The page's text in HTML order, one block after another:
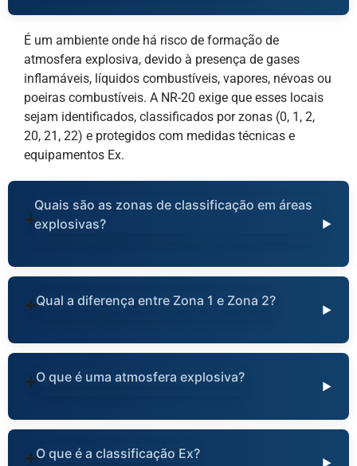
É um ambiente onde há risco de formação de
atmosfera explosiva, devido à presença de gases
inflamáveis, líquidos combustíveis, vapores, névoas ou
poeiras combustíveis. A NR-20 exige que esses locais
sejam identificados, classificados por zonas (0, 1, 2,
20, 21, 22) e protegidos com medidas técnicas e
equipamentos Ex.
Quais são as zonas de classificação em áreas
explosivas?
Qual a diferença entre Zona 1 e Zona 2?
O que é uma atmosfera explosiva?
O que é a classificação Ex?